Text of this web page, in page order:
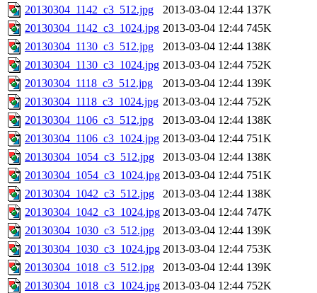
20130304_1142_c3_512.jpg 2013-03-04 12:44 137K
20130304_1142_c3_1024.jpg 2013-03-04 12:44 745K
20130304_1130_c3_512.jpg
2013-03-04 12:44 138K
20130304_1130_c3_1024.jpg 2013-03-04 12:44 752K
20130304_1118_c3_512.jpg
2013-03-04 12:44 139K
20130304_1118_c3_1024.jpg 2013-03-04 12:44 752K
20130304_1106_c3_512.jpg
2013-03-04 12:44 138K
20130304_1106_c3_1024.jpg 2013-03-04 12:44 751K
20130304_1054_c3_512.jpg
2013-03-04 12:44 138K
20130304_1054_c3_1024.jpg 2013-03-04 12:44 751K
20130304_1042_c3_512.jpg
2013-03-04 12:44 138K
20130304_1042_c3_1024.jpg 2013-03-04 12:44 747K
20130304_1030_c3_512.jpg
2013-03-04 12:44 139K
20130304_1030_c3_1024.jpg 2013-03-04 12:44 753K
20130304_1018_c3_512.jpg
2013-03-04 12:44 139K
20130304_1018_c3_1024.jpg 2013-03-04 12:44 752K